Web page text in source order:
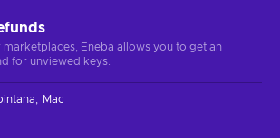
marketplaces, Eneba allows you to get an
for unviewed keys.
Mac